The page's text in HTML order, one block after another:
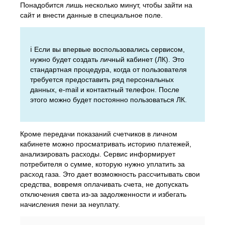
Понадобится лишь несколько минут, чтобы зайти на
сайт и внести данные в специальное поле.
ℹ️ Если вы впервые воспользовались сервисом,
нужно будет создать личный кабинет (ЛК). Это
стандартная процедура, когда от пользователя
требуется предоставить ряд персональных
данных, e-mail и контактный телефон. После
этого можно будет постоянно пользоваться ЛК.
Кроме передачи показаний счетчиков в личном
кабинете можно просматривать историю платежей,
анализировать расходы. Сервис информирует
потребителя о сумме, которую нужно уплатить за
расход газа. Это дает возможность рассчитывать свои
средства, вовремя оплачивать счета, не допускать
отключения света из-за задолженности и избегать
начисления пени за неуплату.